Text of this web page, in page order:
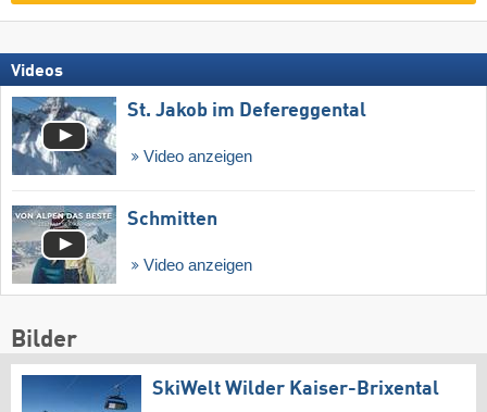
Videos
St. Jakob im Defereggental
Video anzeigen
Schmitten
Video anzeigen
Bilder
SkiWelt Wilder Kaiser-Brixental